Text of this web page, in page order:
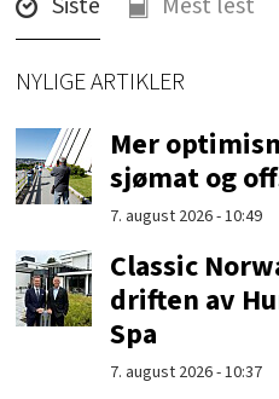
NYLIGE ARTIKLER
Mer
sjømat og
7. august 2026 - 10:49
Classic
driften av
Spa
7. august 2026 - 10:37